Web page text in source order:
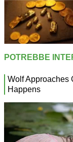
Chituru Ali, Fausto
Marcell Jacobs,
Melluzzo, Lorenzo
Roberto Rigali,
Vladimir Aceti, Lapo
Bianciardi, Brayan
Riccardo Meli,
Edoardo Scotti,
Sibilio, Luca Sito
nna Bongiorni,
Masi, Zaynab